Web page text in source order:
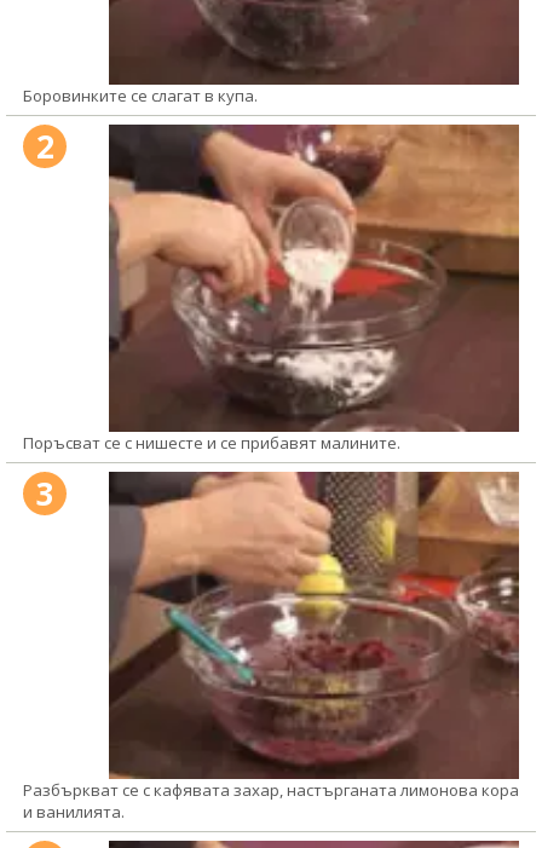
Боровинките се слагат в купа.
2
Поръсват се с нишесте и се прибавят малините.
3
Разбъркват се с кафявата захар, настърганата лимонова кора
и ванилията.